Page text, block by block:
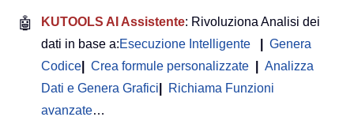
🤖 KUTOOLS AI Assistente: Rivoluziona Analisi dei
dati in base a:Esecuzione Intelligente
Genera
Codice
Crea formule personalizzate
Analizza
Dati e Genera Grafici
Richiama Funzioni
avanzate…